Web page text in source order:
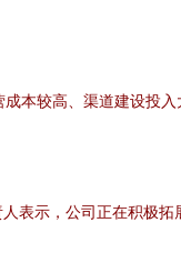
本较高、渠道建设投
表示，公司正在积极